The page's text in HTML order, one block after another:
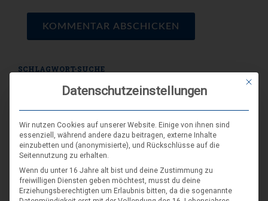
SCHLAGWORT-SUCHE
Mit
Datenschutzeinstellungen
Wir nutzen Cookies auf unserer Website. Einige von ihnen sind
essenziell, während andere dazu beitragen, externe Inhalte
einzubetten und (anonymisierte), und Rückschlüsse auf die
Seitennutzung zu erhalten.
Wenn du unter 16 Jahre alt bist und deine Zustimmung zu
freiwilligen Diensten geben möchtest, musst du deine
Erziehungsberechtigten um Erlaubnis bitten, da die sogenannte